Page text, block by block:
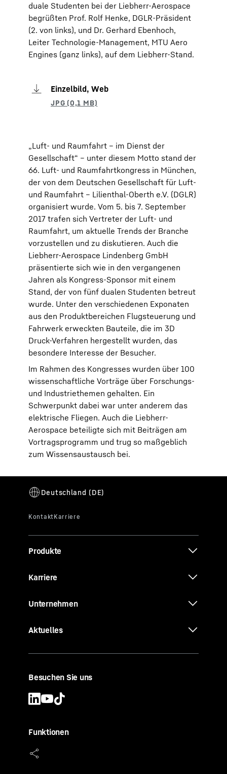
duale Studenten bei der Liebherr-Aerospace
begrüßten Prof. Rolf Henke, DGLR-Präsident
(2. von links), und Dr. Gerhard Ebenhoch,
Leiter Technologie-Management, MTU Aero
Engines (ganz links), auf dem Liebherr-Stand.
Einzelbild, Web
„Luft- und Raumfahrt – im Dienst der
Gesellschaft“ – unter diesem Motto stand der
66. Luft- und Raumfahrtkongress in München,
der von dem Deutschen Gesellschaft für Luft-
und Raumfahrt – Lilienthal-Oberth e.V. (DGLR)
organisiert wurde. Vom 5. bis 7. September
2017 trafen sich Vertreter der Luft- und
Raumfahrt, um aktuelle Trends der Branche
vorzustellen und zu diskutieren. Auch die
Liebherr-Aerospace Lindenberg GmbH
präsentierte sich wie in den vergangenen
Jahren als Kongress-Sponsor mit einem
Stand, der von fünf dualen Studenten betreut
wurde. Unter den verschiedenen Exponaten
aus den Produktbereichen Flugsteuerung und
Fahrwerk erweckten Bauteile, die im 3D
Druck-Verfahren hergestellt wurden, das
besondere Interesse der Besucher.
Im Rahmen des Kongresses wurden über 100
wissenschaftliche Vorträge über Forschungs-
und Industriethemen gehalten. Ein
Schwerpunkt dabei war unter anderem das
elektrische Fliegen. Auch die Liebherr-
Aerospace beteiligte sich mit Beiträgen am
Vortragsprogramm und trug so maßgeblich
zum Wissensaustausch bei.
Produkte
Karriere
Unternehmen
Aktuelles
Besuchen Sie uns
Funktionen